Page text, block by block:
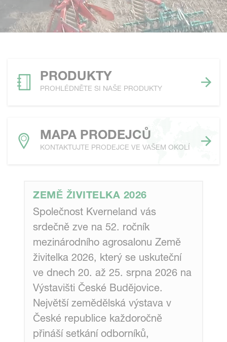
PRODUKTY
PROHLÉDNĚTE SI NAŠE PRODUKTY
MAPA PRODEJCŮ
KONTAKTUJTE PRODEJCE VE VAŠEM OKOLÍ
ZEMĚ ŽIVITELKA 2026
Společnost Kverneland vás
srdečně zve na 52. ročník
mezinárodního agrosalonu Země
živitelka 2026, který se uskuteční
ve dnech 20. až 25. srpna 2026 na
Výstavišti České Budějovice.
Největší zemědělská výstava v
České republice každoročně
přináší setkání odborníků,